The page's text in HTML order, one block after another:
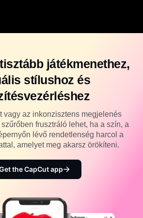
javító
2.5
-generátor
és -szerkesztő
játékmenethez,
stílushoz és
vagy az inkonzisztens megjelenés
frusztráló lehet, ha a szín, a
lévő rendetlenség harcol a
amelyet meg akarsz örökíteni.
the CapCut app